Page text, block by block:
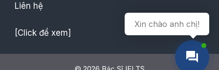
Liên hệ
[Click để xem]
Xin chào anh chị!